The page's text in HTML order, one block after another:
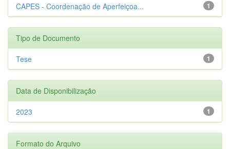
1
CAPES - Coordenação de Aperfeiçoa...
Tipo de Documento
1
Tese
Data de Disponibilização
1
2023
Formato do Arquivo